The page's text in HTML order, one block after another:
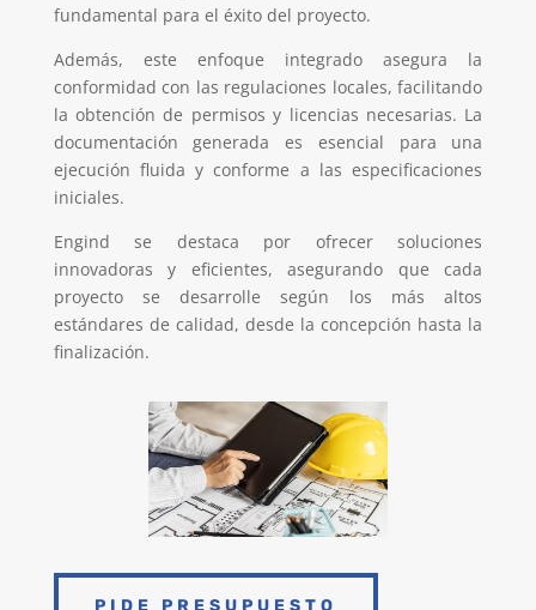
fundamental para el éxito del proyecto.
Además, este enfoque integrado asegura la
conformidad con las regulaciones locales, facilitando
la obtención de permisos y licencias necesarias. La
documentación generada es esencial para una
ejecución fluida y conforme a las especificaciones
iniciales.
Engind se destaca por ofrecer soluciones
innovadoras y eficientes, asegurando que cada
proyecto se desarrolle según los más altos
estándares de calidad, desde la concepción hasta la
finalización.
PIDE PRESUPUESTO